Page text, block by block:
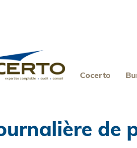
Cocerto
de